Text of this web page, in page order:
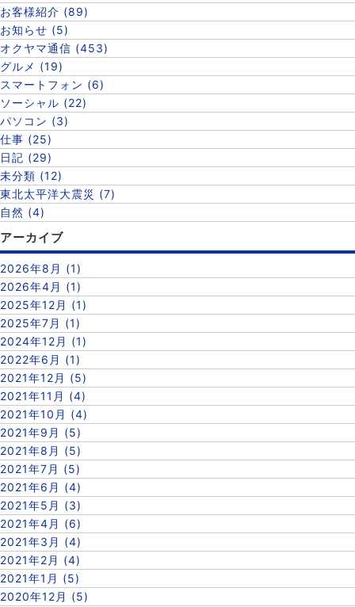
お客様紹介 (89)
お知らせ (5)
オクヤマ通信 (453)
グルメ (19)
スマートフォン (6)
ソーシャル (22)
パソコン (3)
仕事 (25)
日記 (29)
未分類 (12)
東北太平洋大震災 (7)
自然 (4)
アーカイブ
2026年8月 (1)
2026年4月 (1)
2025年12月 (1)
2025年7月 (1)
2024年12月 (1)
2022年6月 (1)
2021年12月 (5)
2021年11月 (4)
2021年10月 (4)
2021年9月 (5)
2021年8月 (5)
2021年7月 (5)
2021年6月 (4)
2021年5月 (3)
2021年4月 (6)
2021年3月 (4)
2021年2月 (4)
2021年1月 (5)
2020年12月 (5)